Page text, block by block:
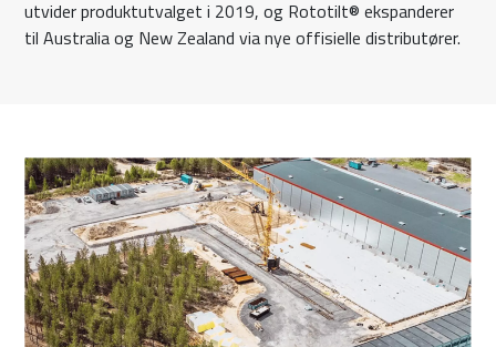
utvider produktutvalget i 2019, og Rototilt® ekspanderer
til Australia og New Zealand via nye offisielle distributører.